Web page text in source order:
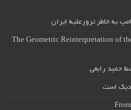
به خاطر ترورعلیه ایران
The Geometric Reinterpretation of
حمید رابعی
است